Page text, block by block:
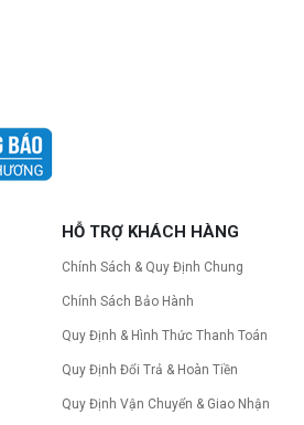
HỖ TRỢ KHÁCH HÀNG
Chính Sách & Quy Định Chung
Chính Sách Bảo Hành
Quy Định & Hình Thức Thanh Toán
Quy Định Đổi Trả & Hoàn Tiền
Quy Định Vận Chuyển & Giao Nhận